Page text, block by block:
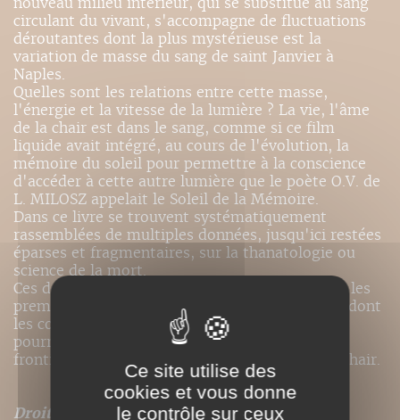
circulant du vivant, s'accompagne de fluctuations
déroutantes dont la plus mystérieuse est la
variation de masse du sang de saint Janvier à
Naples.
Quelles sont les relations entre cette masse,
l'énergie et la vitesse de la lumière ? La vie, l'âme
de la chair est dans le sang, comme si ce film
liquide avait intégré, au cours de l'évolution, la
mémoire du soleil pour permettre à la conscience
d'accéder à cette autre lumière que le poète O.V. de
L. MILOSZ appelait le Soleil de la Mémoire.
Dans ce livre se trouvent systématiquement
rassemblées de multiples données, jusqu'ici restées
éparses et fragmentaires, sur la thanatologie ou
science de la mort.
Ces données convergent au point de constituer les
premiers éléments d'une hypothèse cohérente dont
les conséquences expérimentales possibles
pourraient, un jour, nous amener jusqu'aux
frontières biologiques de la résurrection de la chair.
Droits de traduction disponibles pour ce titre
Ce site utilise des
cookies et vous donne
le contrôle sur ceux